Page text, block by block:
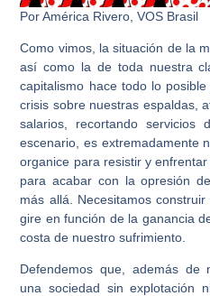
Por América Rivero, VOS Brasil
Como vimos, la situación de la
así como la de toda nuestra
capitalismo hace todo lo
crisis sobre nuestras espaldas,
salarios, recortando servicios
escenario, es extremadamente
organice para resistir y
para acabar con la opresión
más allá. Necesitamos
gire en función de la ganancia
costa de nuestro sufrimiento.
Defendemos que, además de
una sociedad sin explotación